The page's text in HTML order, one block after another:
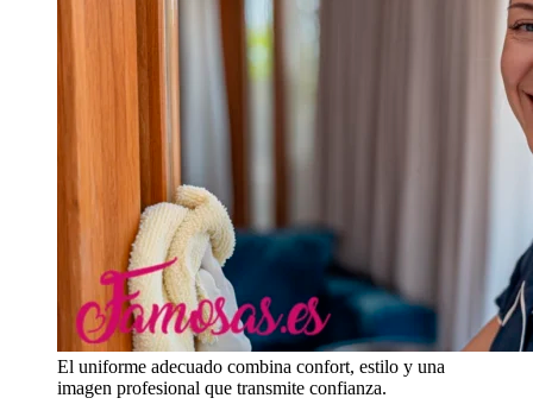
El uniforme adecuado combina confort, estilo y una
imagen profesional que transmite confianza.